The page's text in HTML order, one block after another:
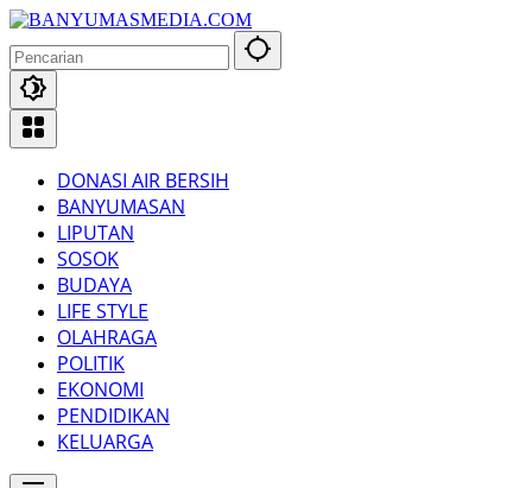
Langsung
konten
DONASI AIR BERSIH
BANYUMASAN
LIPUTAN
SOSOK
BUDAYA
LIFE STYLE
OLAHRAGA
POLITIK
EKONOMI
PENDIDIKAN
KELUARGA